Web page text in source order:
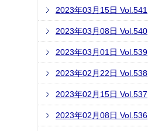
2023年03月15日 Vol.541
2023年03月08日 Vol.540
2023年03月01日 Vol.539
2023年02月22日 Vol.538
2023年02月15日 Vol.537
2023年02月08日 Vol.536